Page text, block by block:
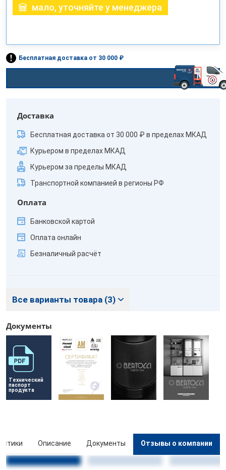
мало, уточняйте у менеджера
Бесплатная доставка от 30 000 ₽
Доставка
Бесплатная доставка от 30 000 ₽ в пределах МКАД
Курьером в пределах МКАД
Курьером за пределы МКАД
Транспортной компанией в регионы РФ
Оплата
Банковской картой
Оплата онлайн
Безналичный расчёт
Все варианты товара (3)
Документы
Технический
паспорт
продукта
Описание Документы Отзывы о компании